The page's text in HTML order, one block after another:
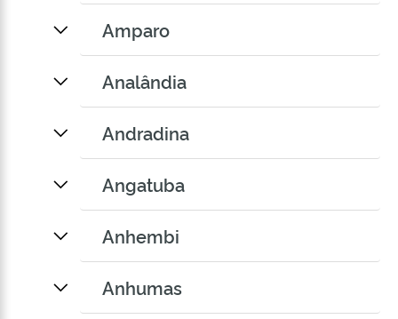
Amparo
Analândia
Andradina
Angatuba
Anhembi
Anhumas